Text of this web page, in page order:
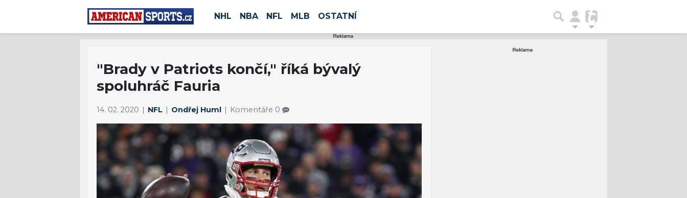
NHL NBA NFL MLB OSTATNÍ
"Brady v Patriots končí," říká bývalý
spoluhráč Fauria
14. 02. 2020 NFL Ondřej Huml 0